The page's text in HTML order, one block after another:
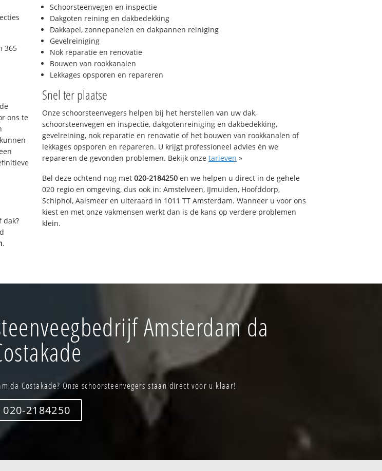
365
ons te
dak?
.
Schoorsteenvegen en inspectie
Dakgoten reining en dakbedekking
Dakkapel, zonnepanelen en dakpannen reiniging
Gevelreiniging
Nok reparatie en renovatie
Bouwen van rookkanalen
Lekkages opsporen en repareren
Snel ter plaatse
Onze schoorsteenvegers helpen bij het herstellen van uw dak,
schoorsteenvegen en inspectie, dakgotenreiniging en dakbedekking,
gevelreining, nok reparatie en renovatie of het bouwen van rookkanalen of
lekkages opsporen en repareren. U krijgt professioneel advies én we
repareren de gevonden problemen. Bekijk onze tarieven »
Bel deze ochtend nog met 020-2184250 en we helpen u direct in de gehele
020 regio en omgeving, dus ook in: Amstelveen, IJmuiden, Hoofddorp,
Schiphol, Aalsmeer en uiteraard in 1011 TT Amsterdam. Wanneer u voor ons
kiest en met onze vakmensen werkt dan is de kans op verdere problemen
klein.
Amsterdam da
da Costakade? Onze schoorsteenvegers staan direct voor u klaar!
020-2184250